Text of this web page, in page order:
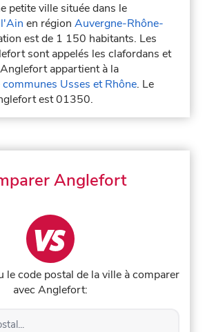
petite ville située dans le
en régionAuvergne-Rhône-
est de 1 150 habitants. Les
sont appelés les clafordans et
appartient à la
Usses et Rhône. Le
est 01350.
Anglefort
le code postal de la ville à comparer
avec Anglefort: